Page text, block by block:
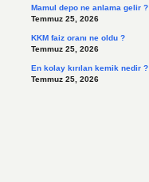
Mamul depo ne anlama gelir ?
Temmuz 25, 2026
KKM faiz oranı ne oldu ?
Temmuz 25, 2026
En kolay kırılan kemik nedir ?
Temmuz 25, 2026